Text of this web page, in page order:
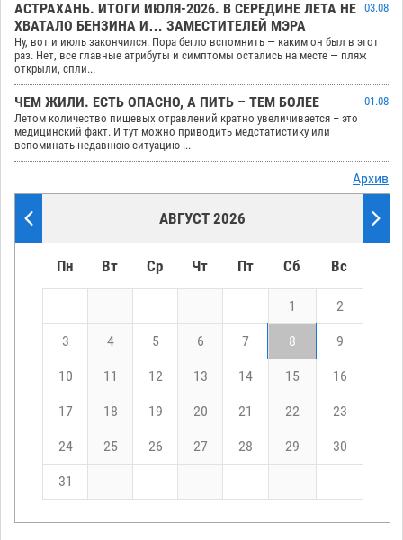
АСТРАХАНЬ. ИТОГИ ИЮЛЯ-2026. В СЕРЕДИНЕ ЛЕТА НЕ
ХВАТАЛО БЕНЗИНА И… ЗАМЕСТИТЕЛЕЙ МЭРА
03.08
Ну, вот и июль закончился. Пора бегло вспомнить — каким он был в этот
раз. Нет, все главные атрибуты и симптомы остались на месте — пляж
открыли, спли...
ЧЕМ ЖИЛИ. ЕСТЬ ОПАСНО, А ПИТЬ – ТЕМ БОЛЕЕ
01.08
Летом количество пищевых отравлений кратно увеличивается – это
медицинский факт. И тут можно приводить медстатистику или
вспоминать недавнюю ситуацию ...
Архив
АВГУСТ 2026
Пн Вт Ср Чт Пт Сб Вс
1 2
3 4 5 6 7 8 9
10 11 12 13 14 15 16
17 18 19 20 21 22 23
24 25 26 27 28 29 30
31